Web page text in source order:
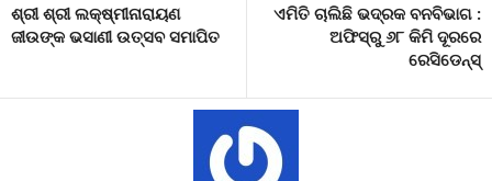
ଶ୍ରୀ ଶ୍ରୀ ଲକ୍ଷ୍ମୀନାରାୟଣ
ଜୀଉଙ୍କ ଭସାଣୀ ଉତ୍ସବ ସମାପିତ
ଏମିତି ଚାଲିଛି ଭଦ୍ରକ ବନବିଭାଗ :
ଅଫିସ୍ରୁ ୬୮ କିମି ଦୂରରେ
ରେସିଡେନ୍ସ୍